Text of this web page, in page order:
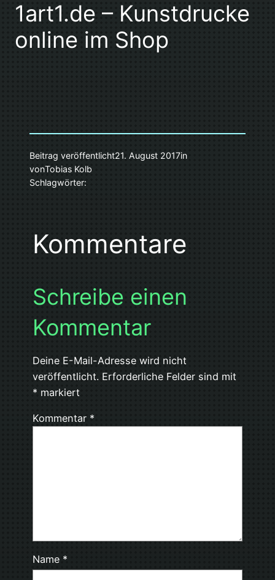
1art1.de – Kunstdrucke
online im Shop
Beitrag veröffentlicht21. August 2017in
vonTobias Kolb
Schlagwörter:
Kommentare
Schreibe einen
Kommentar
Deine E-Mail-Adresse wird nicht
veröffentlicht. Erforderliche Felder sind mit
* markiert
Kommentar *
Name *